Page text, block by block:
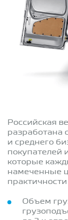
Российская
разработана
и среднего
покупателей
которые
намеченные
Объем